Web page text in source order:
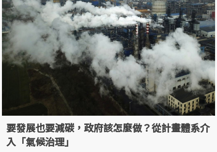
要發展也要減碳，政府該怎麼做？從計畫體系介
入「氣候治理」